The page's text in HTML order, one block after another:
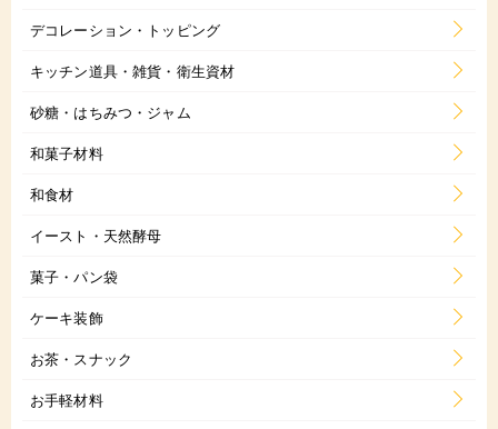
デコレーション・トッピング
キッチン道具・雑貨・衛生資材
砂糖・はちみつ・ジャム
和菓子材料
和食材
イースト・天然酵母
菓子・パン袋
ケーキ装飾
お茶・スナック
お手軽材料